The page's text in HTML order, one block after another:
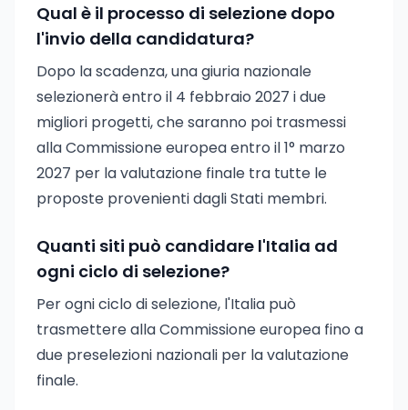
Qual è il processo di selezione dopo
l'invio della candidatura?
Dopo la scadenza, una giuria nazionale
selezionerà entro il 4 febbraio 2027 i due
migliori progetti, che saranno poi trasmessi
alla Commissione europea entro il 1° marzo
2027 per la valutazione finale tra tutte le
proposte provenienti dagli Stati membri.
Quanti siti può candidare l'Italia ad
ogni ciclo di selezione?
Per ogni ciclo di selezione, l'Italia può
trasmettere alla Commissione europea fino a
due preselezioni nazionali per la valutazione
finale.